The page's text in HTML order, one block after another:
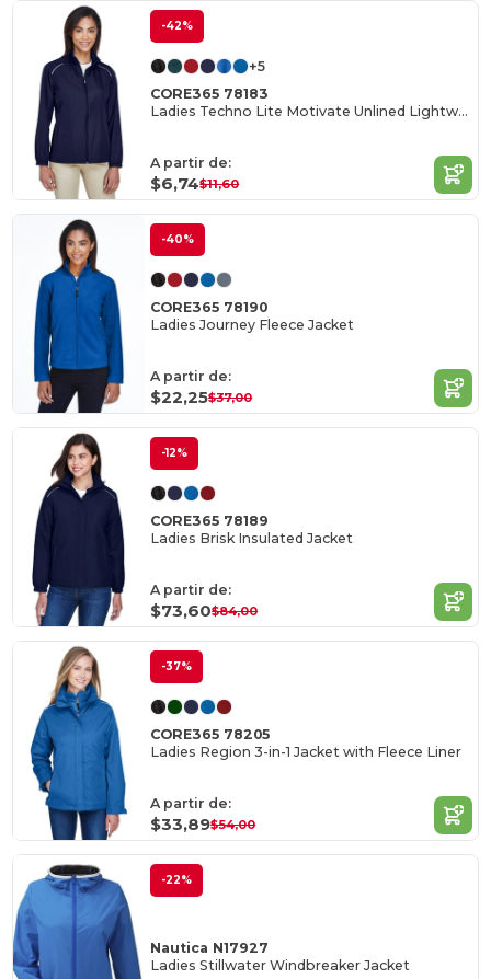
-42%
+5
CORE365 78183
Ladies Techno Lite Motivate Unlined Lightweight Jacket
A partir de:
$6,74$11,60
-40%
CORE365 78190
Ladies Journey Fleece Jacket
A partir de:
$22,25$37,00
-12%
CORE365 78189
Ladies Brisk Insulated Jacket
A partir de:
$73,60$84,00
-37%
CORE365 78205
Ladies Region 3-in-1 Jacket with Fleece Liner
A partir de:
$33,89$54,00
-22%
Nautica N17927
Ladies Stillwater Windbreaker Jacket